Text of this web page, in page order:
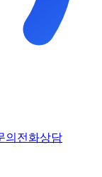
의 전화상담